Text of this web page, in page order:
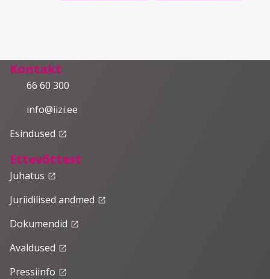
Kontakt
66 60 300
info@iizi.ee
Esindused launch
Ettevõttest
Juhatus launch
Juriidilised andmed launch
Dokumendid launch
Avaldused launch
Pressiinfo launch